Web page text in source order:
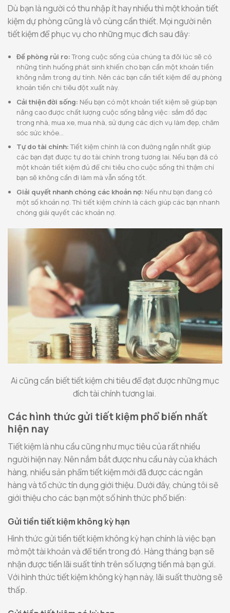
Dù bạn là người có thu nhập ít hay nhiều thì một khoản tiết
kiệm dự phòng cũng là vô cùng cần thiết. Mọi người nên
tiết kiệm để phục vụ cho những mục đích sau đây:
Đề phòng rủi ro:Trong cuộc sống của chúng ta đôi lúc sẽ có
những tình huống phát sinh khiến cho bạn cần một khoản tiền
không nằm trong dự tính. Nên các bạn cần tiết kiệm để dự phòng
khoản tiền chi tiêu đột xuất này.
Cải thiện đời sống: Nếu bạn có một khoản tiết kiệm sẽ giúp bạn
nâng cao được chất lượng cuộc sống bằng việc: sắm đồ đạc
trong nhà, mua xe, mua nhà, sử dụng các dịch vụ làm đẹp, chăm
sóc sức khỏe…
Tự do tài chính:Tiết kiệm chính là con đường ngắn nhất giúp
các bạn đạt được tự do tài chính trong tương lai. Nếu bạn đã có
một khoản tiết kiệm đủ để chi tiêu cho cuộc sống thì thậm chí
bạn sẽ không cần đi làm mà vẫn sống tốt.
Giải quyết nhanh chóng các khoản nợ: Nếu như bạn đang có
một số khoản nợ. Thì tiết kiệm chính là cách giúp các bạn nhanh
chóng giải quyết các khoản nợ.
Ai cũng cần biết tiết kiệm chi tiêu để đạt được những mục
đích tài chính tương lai.
Các hình thức gửi tiết kiệm phổ biến nhất
hiện nay
Tiết kiệm là nhu cầu cũng như mục tiêu của rất nhiều
người hiện nay. Nên nắm bắt được nhu cầu này của khách
hàng, nhiều sản phẩm tiết kiệm mới đã được các ngân
hàng và tổ chức tín dụng giới thiệu. Dưới đây, chúng tôi sẽ
giới thiệu cho các bạn một số hình thức phổ biến:
Gửi tiền tiết kiệm không kỳ hạn
Hình thức gửi tiền tiết kiệm không kỳ hạn chính là việc bạn
mở một tài khoản và để tiền trong đó. Hàng tháng bạn sẽ
nhận được tiền lãi suất tính trên số lượng tiền mà bạn gửi.
Với hình thức tiết kiệm không kỳ hạn này, lãi suất thường sẽ
thấp.